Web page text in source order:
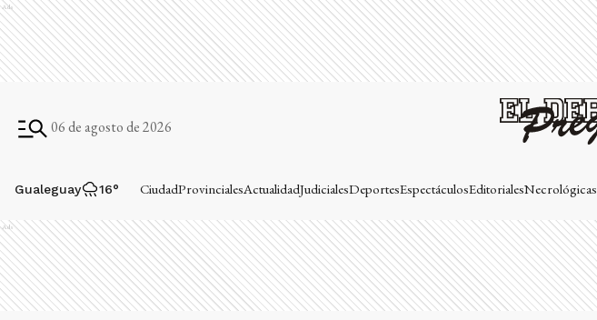
Ads
06 de agosto de 2026
Gualeguay 16° CiudadProvincialesActualidadJudicialesDeportesEspectáculosEditorialesNecrológicas
Ads